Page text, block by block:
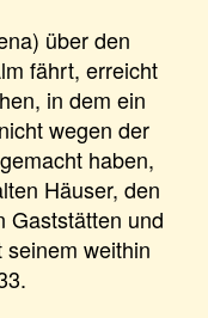
über den
fährt, erreicht
in dem ein
wegen der
haben,
Häuser, den
Gaststätten und
weithin